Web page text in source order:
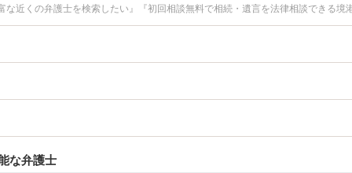
近くの弁護士を検索したい』『初回相談無料で相続・遺言を法律相談できる
な弁護士